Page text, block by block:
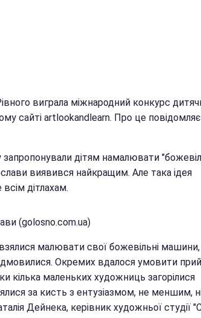
виграла міжнародний конкурс
сайті artlookandlearn. Про це
запропонували дітям намалювати
виявився найкращим. Але така ідея
дітлахам.
(golosno.com.ua)
малювати свої божевільні машини,
Окремих вдалося умовити
кілька маленьких художниць загорілися
за кисть з ентузіазмом, не меншим,
Дейнека, керівник художньої студії